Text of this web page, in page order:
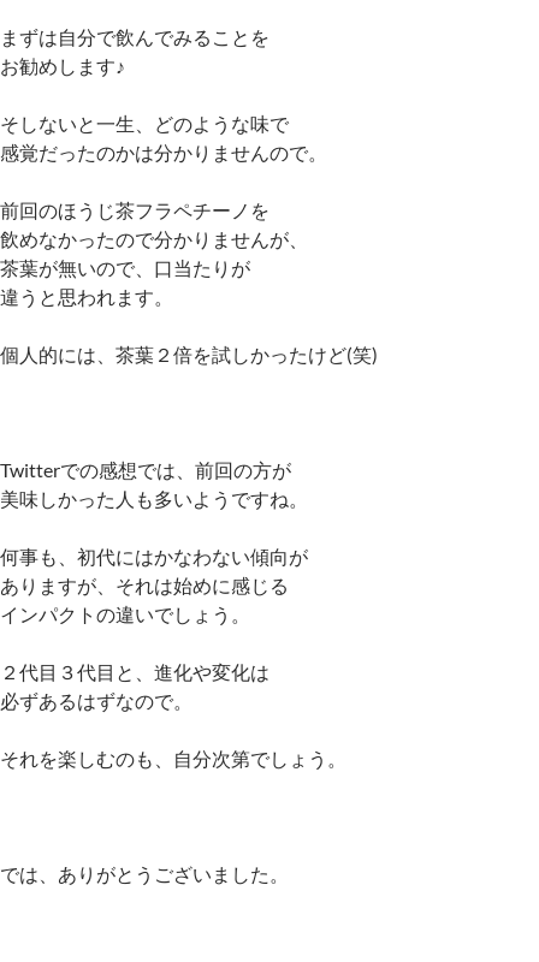
まずは自分で飲んでみることを
お勧めします♪
そしないと一生、どのような味で
感覚だったのかは分かりませんので。
前回のほうじ茶フラペチーノを
飲めなかったので分かりませんが、
茶葉が無いので、口当たりが
違うと思われます。
個人的には、茶葉２倍を試しかったけど(笑)
Twitterでの感想では、前回の方が
美味しかった人も多いようですね。
何事も、初代にはかなわない傾向が
ありますが、それは始めに感じる
インパクトの違いでしょう。
２代目３代目と、進化や変化は
必ずあるはずなので。
それを楽しむのも、自分次第でしょう。
では、ありがとうございました。